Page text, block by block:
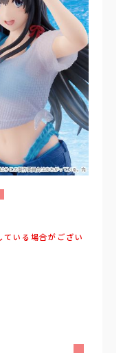
いる場合がござい